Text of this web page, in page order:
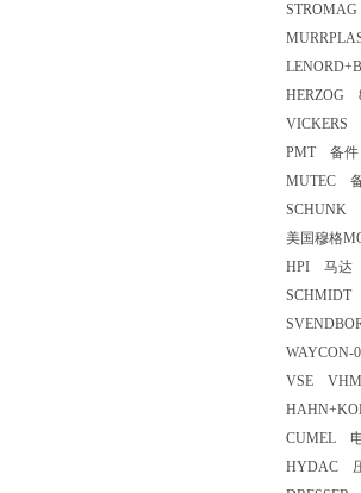
HERZOG
VICKERS
PMT 备件
MUTEC
SCHUNK
美国穆格
HPI 马达
SCHMIDT
WAYCON-
VSE
CUMEL 电
HYDAC